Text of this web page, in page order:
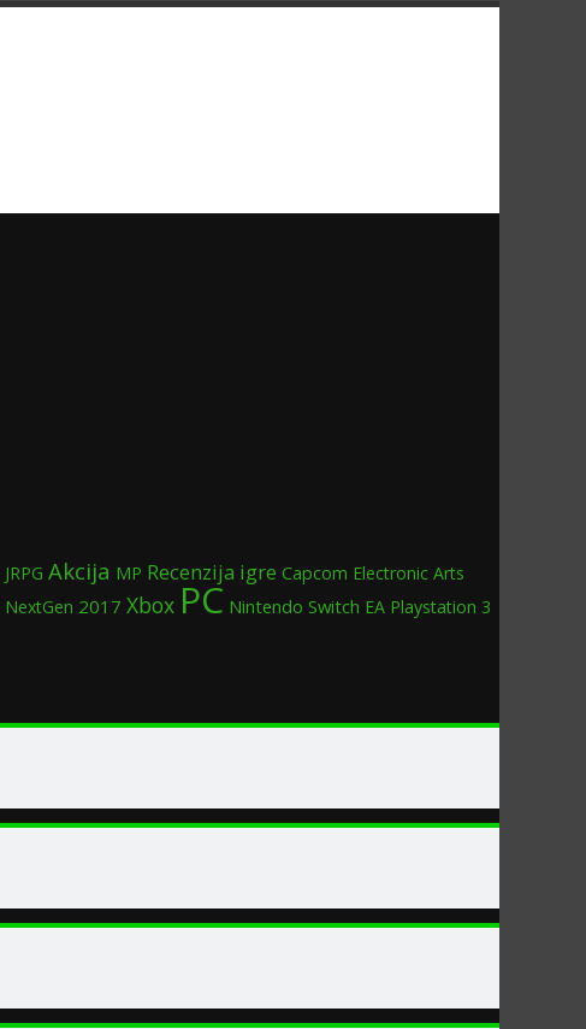
JRPG Akcija MP Recenzija igre Capcom Electronic Arts
NextGen 2017 Xbox PC Nintendo Switch EA Playstation 3